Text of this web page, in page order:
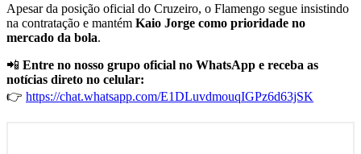
Apesar da posição oficial do Cruzeiro, o Flamengo segue insistindo
na contratação e mantém Kaio Jorge como prioridade no
mercado da bola.
📲 Entre no nosso grupo oficial no WhatsApp e receba as
notícias direto no celular:
👉 https://chat.whatsapp.com/E1DLuvdmouqIGPz6d63jSK